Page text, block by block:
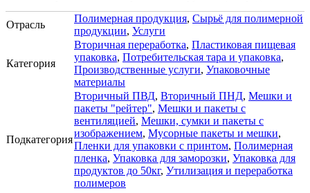
Отрасль
Полимерная продукция, Сырьё для полимерной
продукции, Услуги
Категория
Вторичная переработка, Пластиковая пищевая
упаковка, Потребительская тара и упаковка,
Производственные услуги, Упаковочные
материалы
Подкатегория
Вторичный ПВД, Вторичный ПНД, Мешки и
пакеты "рейтер", Мешки и пакеты с
вентиляцией, Мешки, сумки и пакеты с
изображением, Мусорные пакеты и мешки,
Пленки для упаковки с принтом, Полимерная
пленка, Упаковка для заморозки, Упаковка для
продуктов до 50кг, Утилизация и переработка
полимеров